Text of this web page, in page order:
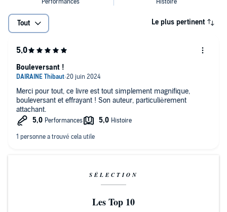
Tout Le plus pertinent
Merci pour tout, ce livre est tout simplement magnifique,
bouleversant et effrayant ! Son auteur, particulièrement
attachant.
Bouleversant !
SÉLECTION
Les Top 10